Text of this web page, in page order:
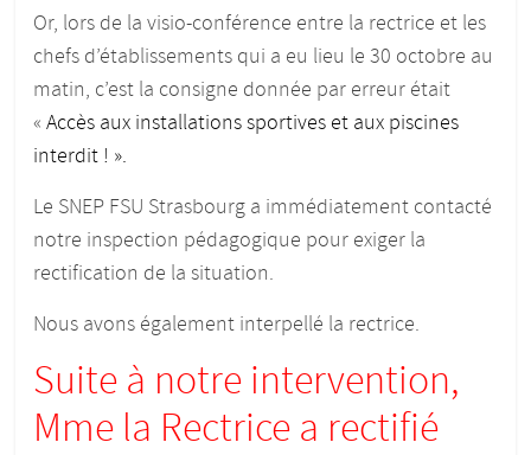
Or, lors de la visio-conférence entre la rectrice et les
chefs d’établissements qui a eu lieu le 30 octobre au
matin, c’est la consigne donnée par erreur était
«Accès aux installations sportives et aux piscines
interdit ! ».
Le SNEP FSU Strasbourg a immédiatement contacté
notre inspection pédagogique pour exiger la
rectification de la situation.
Nous avons également interpellé la rectrice.
Suite à notre intervention,
Mme la Rectrice a rectifié